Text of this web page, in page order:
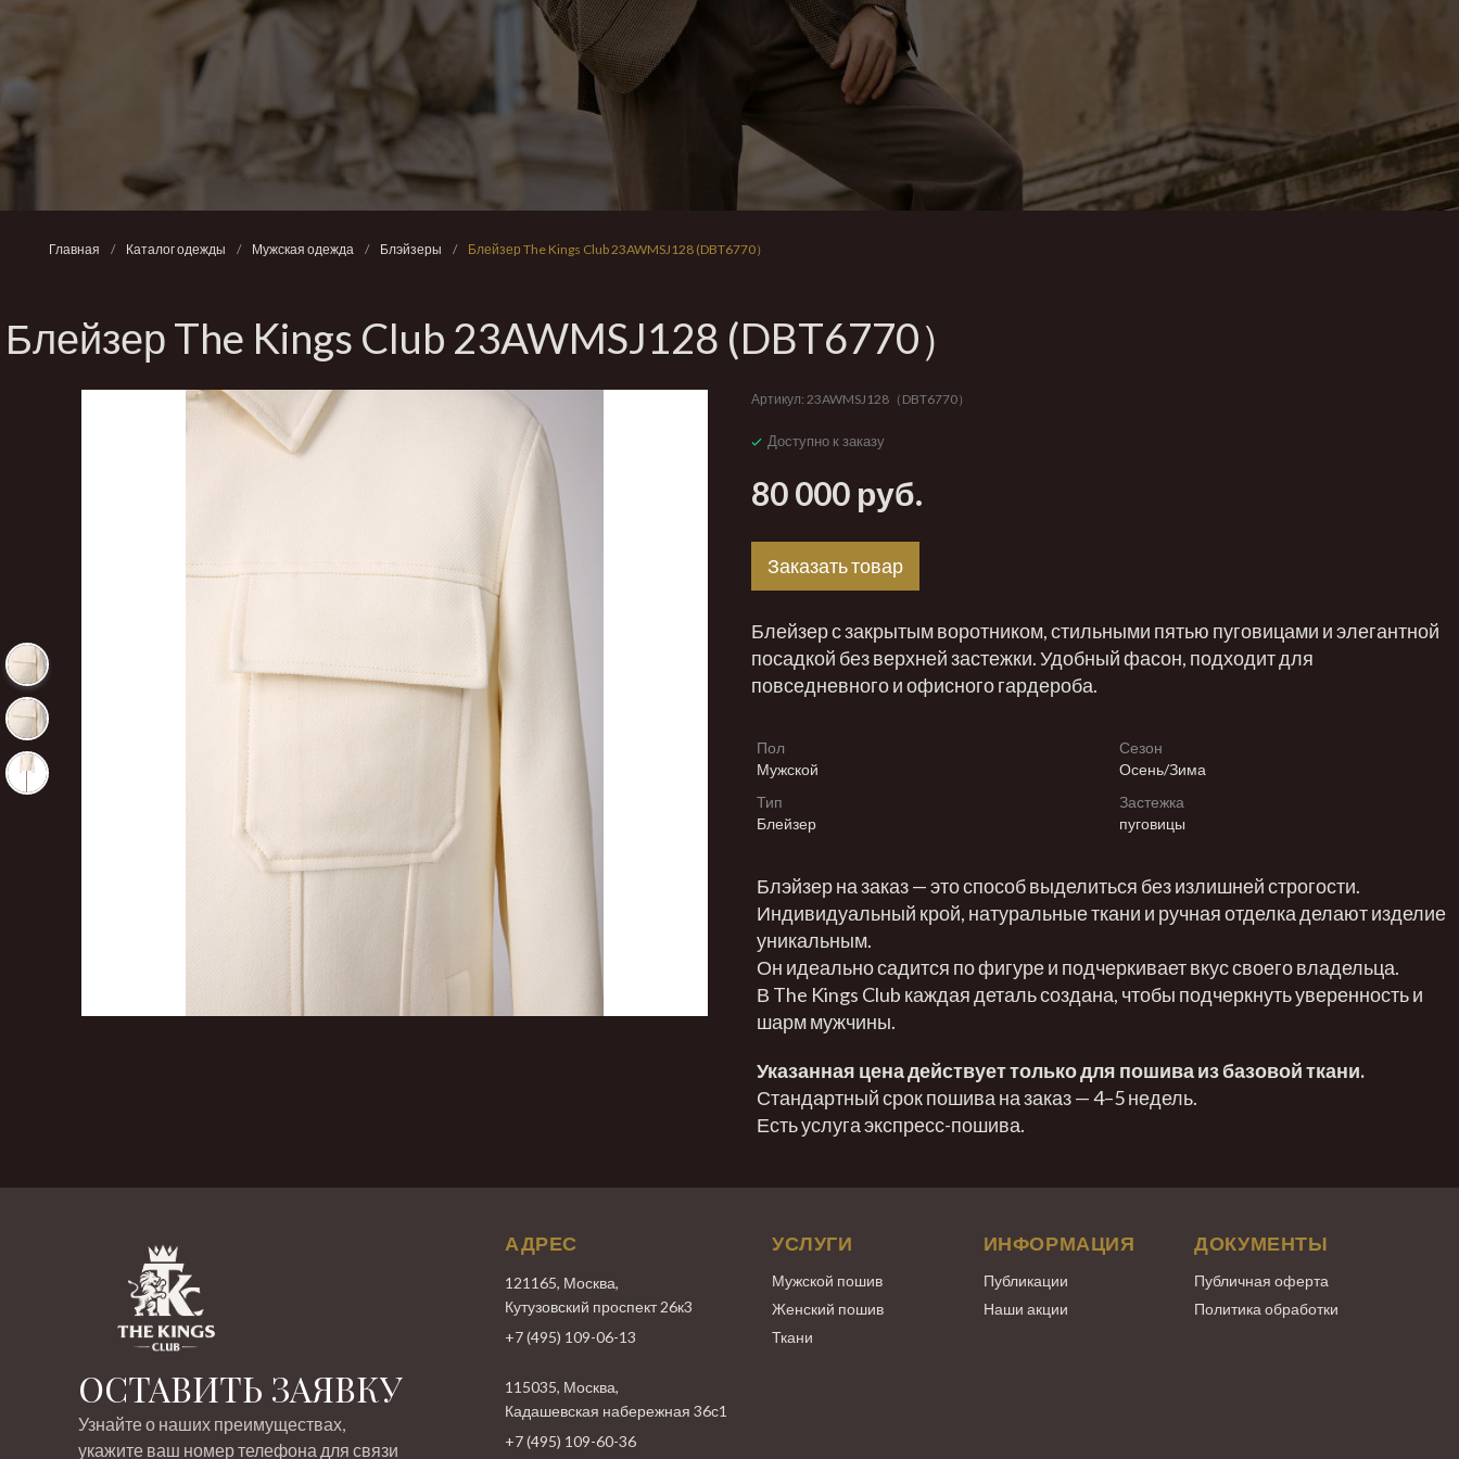
Главная / Каталог одежды / Мужская одежда / Блэйзеры / Блейзер The Kings Club 23AWMSJ128 (DBT6770）
Блейзер The Kings Club 23AWMSJ128 (DBT6770）
Артикул: 23AWMSJ128（DBT6770）
Доступно к заказу
80 000 руб.
Заказать товар
Блейзер с закрытым воротником, стильными пятью пуговицами и элегантной
посадкой без верхней застежки. Удобный фасон, подходит для
повседневного и офисного гардероба.
Пол
Мужской
Сезон
Осень/Зима
Тип
Блейзер
Застежка
пуговицы
Блэйзер на заказ — это способ выделиться без излишней строгости.
Индивидуальный крой, натуральные ткани и ручная отделка делают изделие
уникальным.
Он идеально садится по фигуре и подчеркивает вкус своего владельца.
В The Kings Club каждая деталь создана, чтобы подчеркнуть уверенность и
шарм мужчины.
Указанная цена действует только для пошива из базовой ткани.
Стандартный срок пошива на заказ — 4–5 недель.
Есть услуга экспресс-пошива.
ОСТАВИТЬ ЗАЯВКУ
Узнайте о наших преимуществах,
укажите ваш номер телефона для связи
АДРЕС
121165, Москва,
Кутузовский проспект 26к3
+7 (495) 109-06-13
115035, Москва,
Кадашевская набережная 36с1
+7 (495) 109-60-36
УСЛУГИ
Мужской пошив
Женский пошив
Ткани
ИНФОРМАЦИЯ
Публикации
Наши акции
ДОКУМЕНТЫ
Публичная оферта
Политика обработки